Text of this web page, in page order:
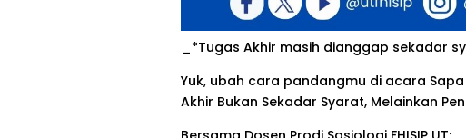
_*Tugas Akhir masih dianggap sekadar
Yuk, ubah cara pandangmu di acara
Akhir Bukan Sekadar Syarat, Melainkan